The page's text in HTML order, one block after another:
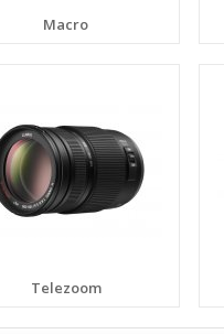
Macro
Telezoom